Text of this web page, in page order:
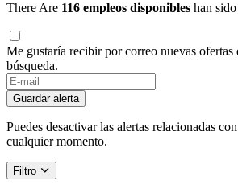
There Are 116 empleos disponibles han
Me gustaría recibir por correo nuevas ofertas
búsqueda.
Guardar alerta
Puedes desactivar las alertas relacionadas
cualquier momento.
Filtro